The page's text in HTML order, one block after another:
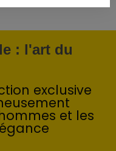
: l'art du
exclusive
et les